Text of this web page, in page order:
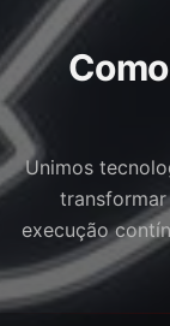
Unimos
execução